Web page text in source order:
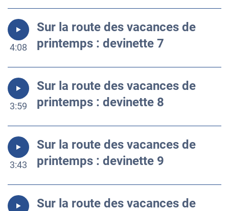
4:08
Sur la route des vacances de
printemps : devinette 7
3:59
Sur la route des vacances de
printemps : devinette 8
3:43
Sur la route des vacances de
printemps : devinette 9
Sur la route des vacances de